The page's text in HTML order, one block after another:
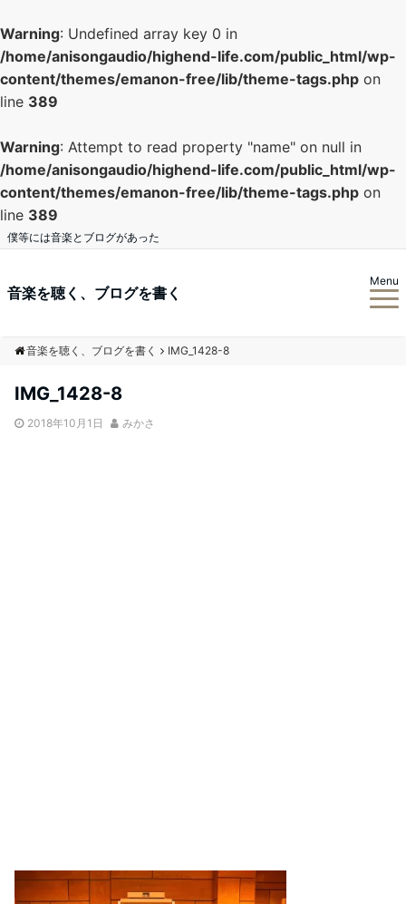
Warning: Undefined array key 0 in
/home/anisongaudio/highend-life.com/public_html/wp-
content/themes/emanon-free/lib/theme-tags.php on
line 389
Warning: Attempt to read property "name" on null in
/home/anisongaudio/highend-life.com/public_html/wp-
content/themes/emanon-free/lib/theme-tags.php on
line 389
僕等には音楽とブログがあった
音楽を聴く、ブログを書く
Menu
音楽を聴く、ブログを書く IMG_1428-8
IMG_1428-8
2018年10月1日 みかさ